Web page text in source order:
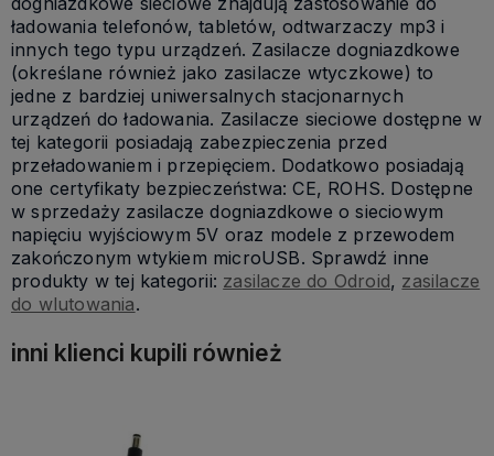
ładowania telefonów, tabletów, odtwarzaczy mp3 i
innych tego typu urządzeń. Zasilacze dogniazdkowe
(określane również jako zasilacze wtyczkowe) to
jedne z bardziej uniwersalnych stacjonarnych
urządzeń do ładowania. Zasilacze sieciowe dostępne w
tej kategorii posiadają zabezpieczenia przed
przeładowaniem i przepięciem. Dodatkowo posiadają
one certyfikaty bezpieczeństwa: CE, ROHS. Dostępne
w sprzedaży zasilacze dogniazdkowe o sieciowym
napięciu wyjściowym 5V oraz modele z przewodem
zakończonym wtykiem microUSB. Sprawdź inne
produkty w tej kategorii: zasilacze do Odroid, zasilacze
do wlutowania.
inni klienci kupili również